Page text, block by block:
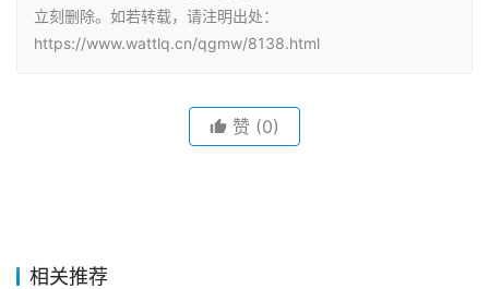
立刻删除。如若转载，请注明出处：
https://www.wattlq.cn/qgmw/8138.html
赞 (0)
相关推荐